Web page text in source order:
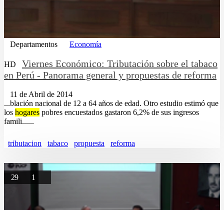
Departamentos Economía
HD
Viernes Económico: Tributación sobre el tabaco
en Perú - Panorama general y propuestas de reforma
11 de Abril de 2014
...blación nacional de 12 a 64 años de edad. Otro estudio estimó que
los hogares pobres encuestados gastaron 6,2% de sus ingresos
famili......
tributacion tabaco propuesta reforma
29 1